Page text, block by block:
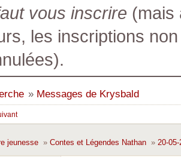
vous inscrire (mais
les inscriptions
» Messages de Krysbald
jeunesse » Contes et Légendes Nathan » 20-